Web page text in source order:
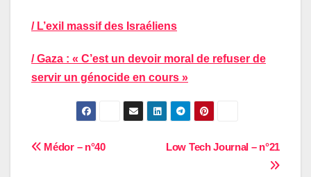
/ L’exil massif des Israéliens
/ Gaza : « C’est un devoir moral de refuser de
servir un génocide en cours »
Navigation
Low Tech Journal – n°21
Médor – n°40